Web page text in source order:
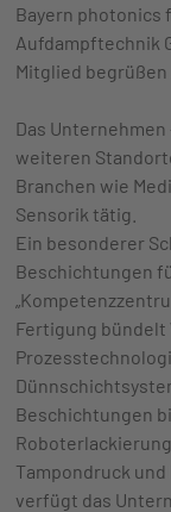
Bayern photonics
Aufdampftechnik
Mitglied
Das
weiteren
Branchen wie
Sensorik tätig.
Ein besonderer
Beschichtungen
Fertigung bündelt
Beschichtungen
Tampondruck
verfügt das